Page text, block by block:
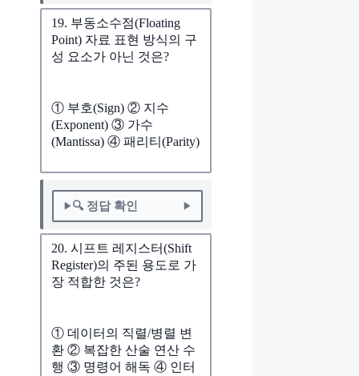
19. 부동소수점(Floating
Point) 자료 표현 방식의 구
성 요소가 아닌 것은?
① 부호(Sign) ② 지수
(Exponent) ③ 가수
(Mantissa) ④ 패리티(Parity)
🔍 정답 확인
20. 시프트 레지스터(Shift
Register)의 주된 용도로 가
장 적합한 것은?
① 데이터의 직렬/병렬 변
환 ② 복잡한 산술 연산 수
행 ③ 명령어 해독 ④ 인터